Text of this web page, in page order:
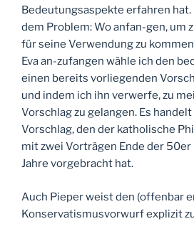
Bedeutungsaspekte erfahren
dem Problem: Wo anfan-gen, um
für seine Verwendung zu
Eva an-zufangen wähle ich den
einen bereits vorliegenden
und indem ich ihn verwerfe, zu
Vorschlag zu gelangen. Es
Vorschlag, den der katholische
mit zwei Vorträgen Ende der
Jahre vorgebracht hat.
Auch Pieper weist den (offenbar
Konservatismusvorwurf explizit